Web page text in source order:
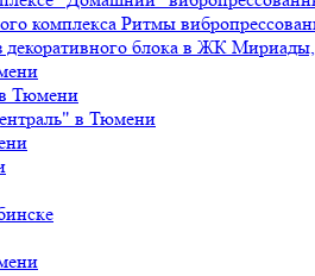
комплекса Ритмы
декоративного блока в ЖК
Тюмени
в Тюмени